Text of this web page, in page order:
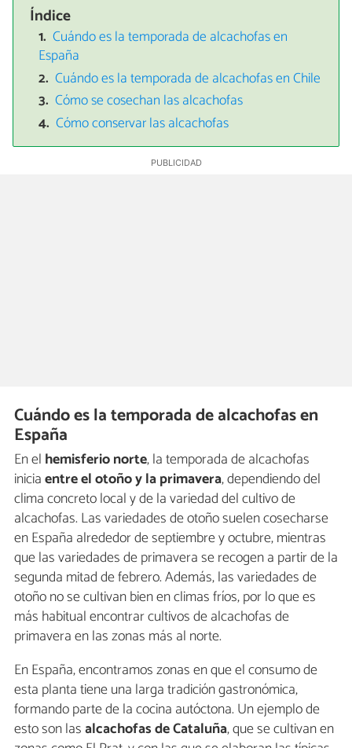
Índice
Cuándo es la temporada de alcachofas en
España
Cuándo es la temporada de alcachofas en Chile
Cómo se cosechan las alcachofas
Cómo conservar las alcachofas
Cuándo es la temporada de alcachofas en
España
En el hemisferio norte, la temporada de alcachofas
iniciaentre el otoño y la primavera, dependiendo del
clima concreto local y de la variedad del cultivo de
alcachofas. Las variedades de otoño suelen cosecharse
en España alrededor de septiembre y octubre, mientras
que las variedades de primavera se recogen a partir de la
segunda mitad de febrero. Además, las variedades de
otoño no se cultivan bien en climas fríos, por lo que es
más habitual encontrar cultivos de alcachofas de
primavera en las zonas más al norte.
En España, encontramos zonas en que el consumo de
esta planta tiene una larga tradición gastronómica,
formando parte de la cocina autóctona. Un ejemplo de
esto son lasalcachofas de Cataluña, que se cultivan en